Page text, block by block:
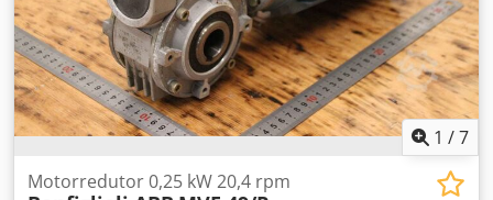
1 /7
Motorredutor 0,25 kW 20,4 rpm